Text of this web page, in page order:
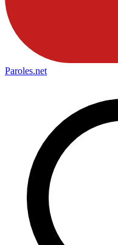
Paroles.net